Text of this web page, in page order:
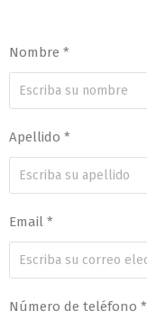
Nombre *
Apellido *
Email *
Número de teléfono *